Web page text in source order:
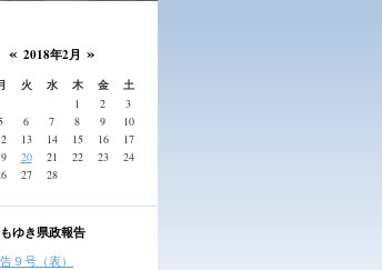
« 2018年2月 »
火 水 木 金
土
1
2
3
6 7 8 9
10
13 14 15 16
17
20 21 22 23
24
27 28
ゆき県政報告
９号（表）